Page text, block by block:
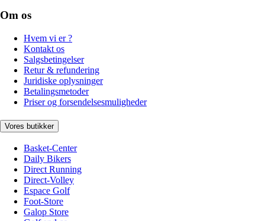
Om os
Hvem vi er ?
Kontakt os
Salgsbetingelser
Retur & refundering
Juridiske oplysninger
Betalingsmetoder
Priser og forsendelsesmuligheder
Vores butikker
Basket-Center
Daily Bikers
Direct Running
Direct-Volley
Espace Golf
Foot-Store
Galop Store